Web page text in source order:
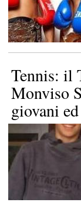
Tennis: il
Monviso
giovani